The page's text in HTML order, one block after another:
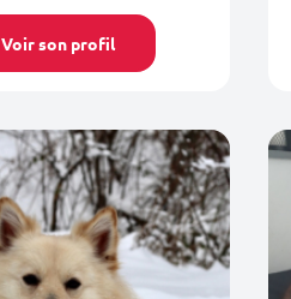
Voir son profil